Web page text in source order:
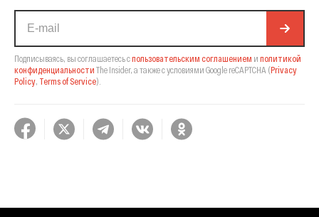
Подписываясь, вы соглашаетесь спользовательским соглашением и политикой
конфиденциальности The Insider, а также с условиями Google reCAPTCHA (Privacy
Policy Terms of Service).